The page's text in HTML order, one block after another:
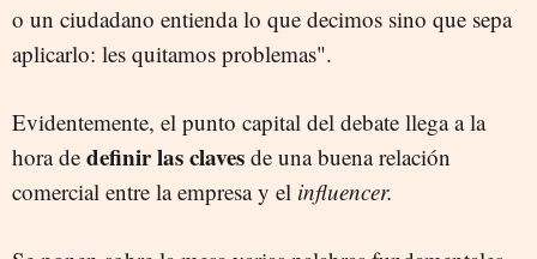
o un ciudadano entienda lo que decimos sino que sepa
aplicarlo: les quitamos problemas".
Evidentemente, el punto capital del debate llega a la
hora de definir las claves de una buena relación
comercial entre la empresa y el influencer.